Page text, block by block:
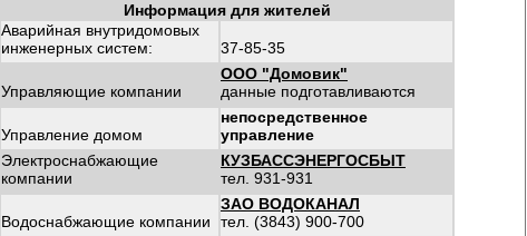
Информация для жителей
Аварийная внутридомовых
инженерных систем:
37-85-35
Управляющие компании
ООО "Домовик"
данные подготавливаются
Управление домом
непосредственное
управление
Электроснабжающие
компании
КУЗБАССЭНЕРГОСБЫТ
тел. 931-931
Водоснабжающие компании
ЗАО ВОДОКАНАЛ
тел. (3843) 900-700